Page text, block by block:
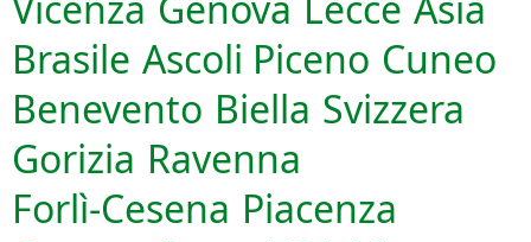
Brasile Ascoli Piceno Cuneo
Benevento Biella Svizzera
Gorizia Ravenna
Forlì-Cesena Piacenza